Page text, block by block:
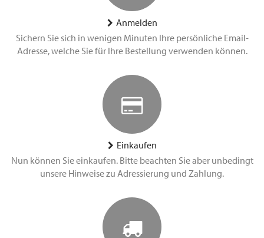
Anmelden
Sichern Sie sich in wenigen Minuten Ihre persönliche Email-
Adresse, welche Sie für Ihre Bestellung verwenden können.
Einkaufen
Nun können Sie einkaufen. Bitte beachten Sie aber unbedingt
unsere Hinweise zu Adressierung und Zahlung.